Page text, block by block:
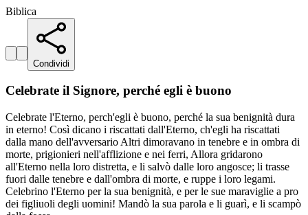
Biblica
Condividi
Celebrate il Signore, perché egli è buono
Celebrate l'Eterno, perch'egli è buono, perché la sua benignità dura
in eterno! Così dicano i riscattati dall'Eterno, ch'egli ha riscattati
dalla mano dell'avversario Altri dimoravano in tenebre e in ombra di
morte, prigionieri nell'afflizione e nei ferri, Allora gridarono
all'Eterno nella loro distretta, e li salvò dalle loro angosce; li trasse
fuori dalle tenebre e dall'ombra di morte, e ruppe i loro legami.
Celebrino l'Eterno per la sua benignità, e per le sue maraviglie a pro
dei figliuoli degli uomini! Mandò la sua parola e li guarì, e li scampò